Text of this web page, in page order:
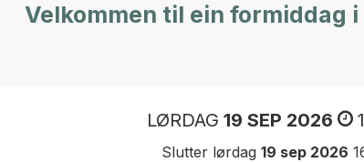
Velkommen til ein formiddag
LØRDAG 19 SEP 2026
Slutter lørdag 19 sep 2026